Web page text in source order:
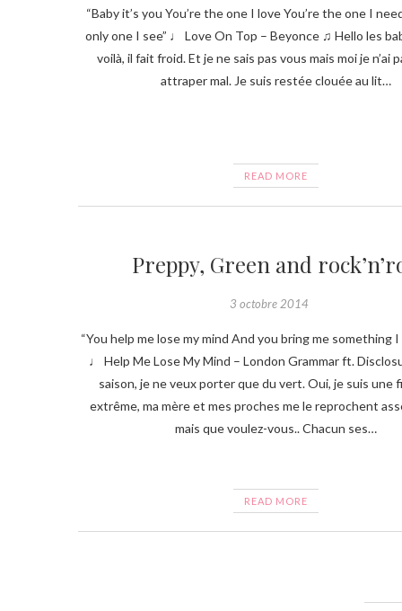
“Baby it’s you You’re the one I love You’re the one I
only one I see” ♩ Love On Top – Beyonce ♫ Hello les
voilà, il fait froid. Et je ne sais pas vous mais moi je n’ai
attraper mal. Je suis restée clouée au lit…
READ MORE
Preppy, Green and
3 octobre 2014
“You help me lose my mind And you bring me something I
♩ Help Me Lose My Mind – London Grammar ft.
saison, je ne veux porter que du vert. Oui, je suis une
extrême, ma mère et mes proches me le reprochent
mais que voulez-vous.. Chacun ses…
READ MORE